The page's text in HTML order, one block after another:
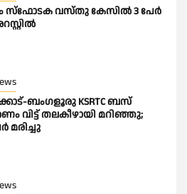
സ്ഫോടക വസ്തു കേസിൽ 3 പേർ
ബംഗളൂരു KSRTC ബസ്
വിട്ട് തലകീഴായി മറിഞ്ഞു;
മരിച്ചു